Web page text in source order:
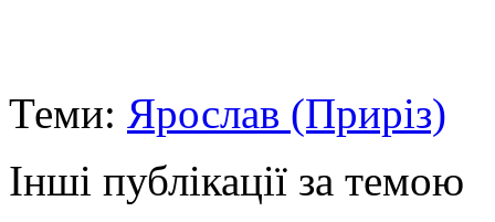
Теми: Ярослав (Приріз)
Інші публікації за темою